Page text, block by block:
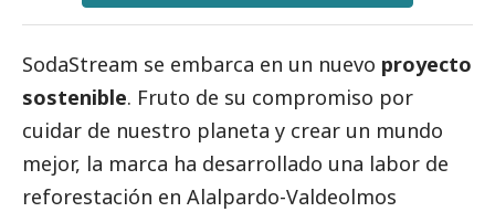
SodaStream se embarca en un nuevo proyecto
sostenible. Fruto de su compromiso por
cuidar de nuestro planeta y crear un mundo
mejor, la marca ha desarrollado una labor de
reforestación en Alalpardo-Valdeolmos